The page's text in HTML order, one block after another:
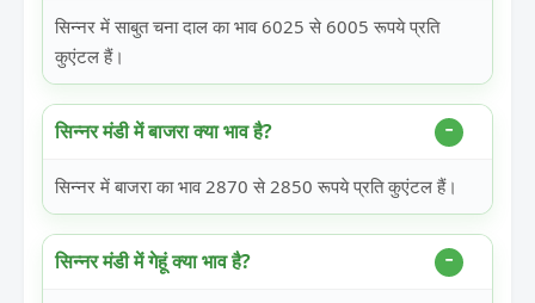
सिन्नर में साबुत चना दाल का भाव 6025 से 6005 रूपये प्रति
कुएंटल हैं।
सिन्नर मंडी में बाजरा क्या भाव है?
सिन्नर में बाजरा का भाव 2870 से 2850 रूपये प्रति कुएंटल हैं।
सिन्नर मंडी में गेहूं क्या भाव है?